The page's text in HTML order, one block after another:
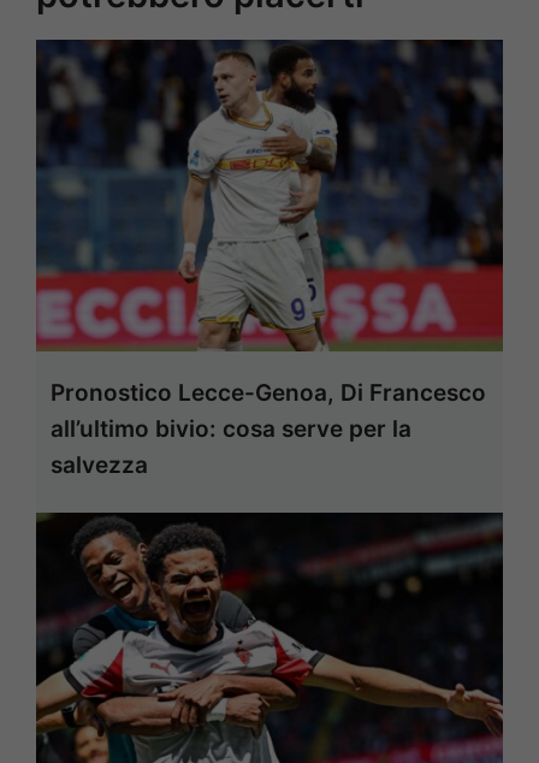
Pronostico Lecce-Genoa, Di Francesco
all’ultimo bivio: cosa serve per la
salvezza